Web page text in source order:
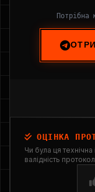
Потрібна
ОЦІНКА
Чи була ця
валідність